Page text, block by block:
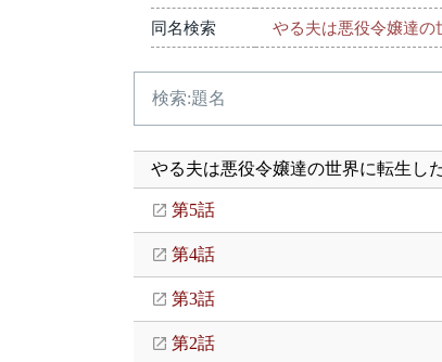
同名検索 やる夫は悪役令嬢達の
やる夫は悪役令嬢達の世界に転生し
第5話
第4話
第3話
第2話